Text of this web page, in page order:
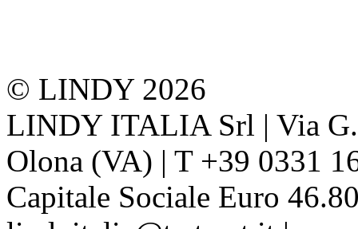
© LINDY 2026
LINDY ITALIA Srl | Via
Olona (VA) | T +39 0331
Capitale Sociale Euro